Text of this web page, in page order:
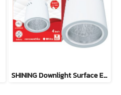
SHINING Downlight Surface E27 Base 4นิ้ว สีขาว, สีดำ